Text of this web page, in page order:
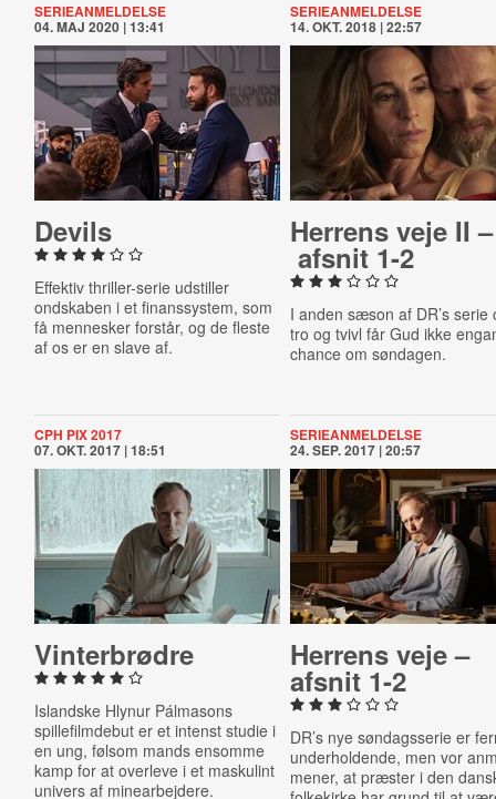
SERIEANMELDELSE
04. MAJ 2020 | 13:41
Devils
Effektiv thriller-serie udstiller
ondskaben i et finanssystem, som
få mennesker forstår, og de fleste
af os er en slave af.
SERIEANMELDELSE
14. OKT. 2018 | 22:57
Herrens veje II –
afsnit 1-2
I anden sæson af DR’s serie
tro og tvivl får Gud ikke
chance om søndagen.
CPH PIX 2017
07. OKT. 2017 | 18:51
Vin­ter­brød­re
Islandske Hlynur Pálmasons
spillefilmdebut er et intenst studie i
en ung, følsom mands ensomme
kamp for at overleve i et maskulint
univers af minearbejdere.
SERIEANMELDELSE
24. SEP. 2017 | 20:57
Herrens veje –
afsnit 1-2
DR’s nye søndagsserie er
underholdende, men vor
mener, at præster i den